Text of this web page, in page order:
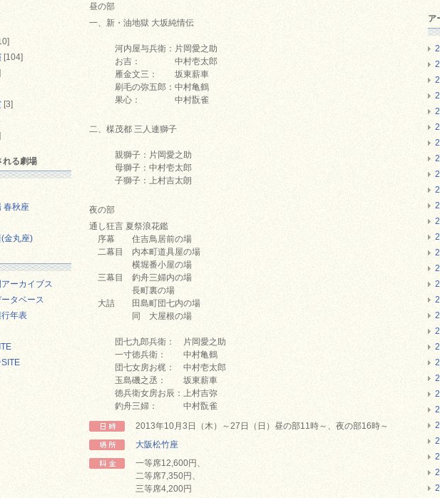
昼の部
一、新・油地獄 大坂純情伝
河内屋与兵衛：片岡愛之助
お吉： 中村壱太郎
雁金文三： 坂東薪車
刷毛の弥五郎：中村亀鶴
果心： 中村翫雀
二、楳茂都 三人連獅子
親獅子：片岡愛之助
母獅子：中村壱太郎
子獅子：上村吉太朗
夜の部
通し狂言 夏祭浪花鑑
序幕 住吉鳥居前の場
二幕目 内本町道具屋の場
横堀番小屋の場
三幕目 釣舟三婦内の場
長町裏の場
大詰 田島町団七内の場
同 大屋根の場
団七九郎兵衛： 片岡愛之助
一寸徳兵衛： 中村亀鶴
団七女房お梶： 中村壱太郎
玉島磯之丞： 坂東薪車
徳兵衛女房お辰：上村吉弥
釣舟三婦： 中村翫雀
2013年10月3日（木）～27日（日）昼の部11時～、夜の部16時～
大阪松竹座
一等席12,600円、
二等席7,350円、
三等席4,200円
[104]
[3]
れる劇場
春秋座
(金丸座)
ーカイブス
タベース
年表
ア